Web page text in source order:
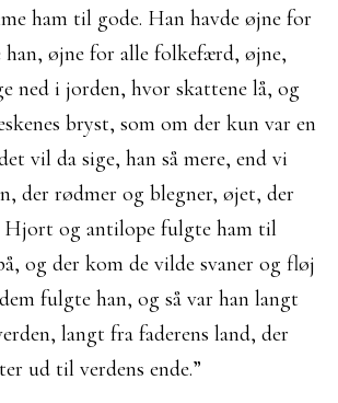
ham til gode. Han havde øjne for
han, øjne for alle folkefærd, øjne,
ned i jorden, hvor skattene lå, og
bryst, som om der kun var en
vil da sige, han så mere, end vi
der rødmer og blegner, øjet, der
Hjort og antilope fulgte ham til
og der kom de vilde svaner og fløj
fulgte han, og så var han langt
langt fra faderens land, der
ud til verdens ende.”